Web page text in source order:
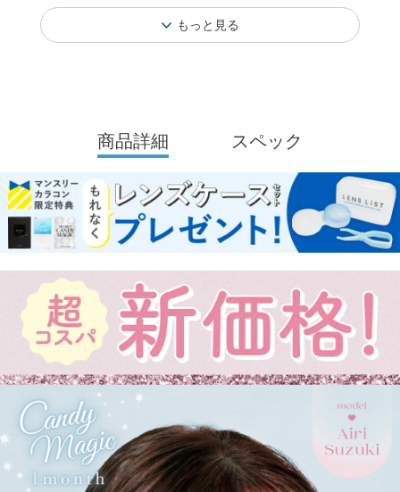
もっと見る
商品詳細 スペック